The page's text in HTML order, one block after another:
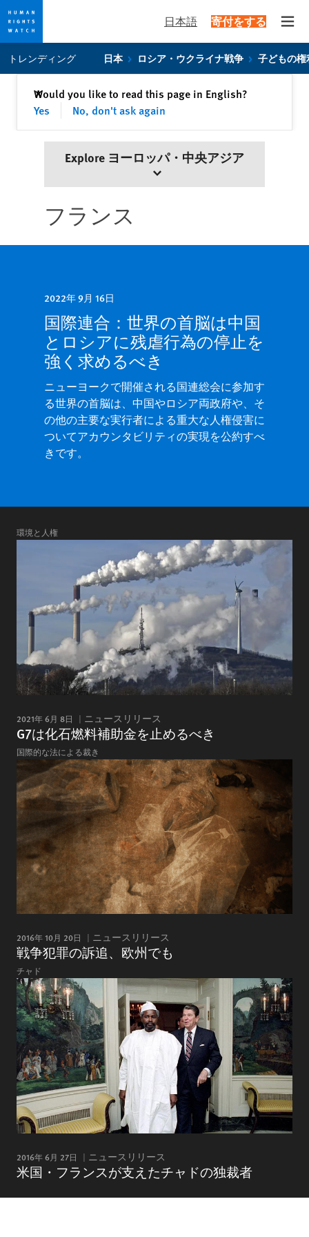
privacy
content
日本語 寄付をする
トレンディング 日本 ロシア・ウクライナ戦争 子どもの権
Would you like to read this page in English?
Yes
No, don't ask again
✕閉じる
Explore ヨーロッパ・中央アジア
フランス
2022年 9月 16日
国際連合：世界の首脳は中国
とロシアに残虐行為の停止を
強く求めるべき
ニューヨークで開催される国連総会に参加す
る世界の首脳は、中国やロシア両政府や、そ
の他の主要な実行者による重大な人権侵害に
ついてアカウンタビリティの実現を公約すべ
きです。
環境と人権
2021年 6月 8日 ニュースリリース
G7は化石燃料補助金を止めるべき
国際的な法による裁き
2016年 10月 20日 ニュースリリース
戦争犯罪の訴追、欧州でも
チャド
2016年 6月 27日 ニュースリリース
米国・フランスが支えたチャドの独裁者